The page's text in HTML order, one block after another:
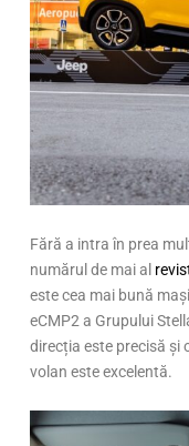
Fără a intra în prea
numărul de mai al
este cea mai bună
eCMP2 a Grupului
direcția este precisă și
volan este excelentă.